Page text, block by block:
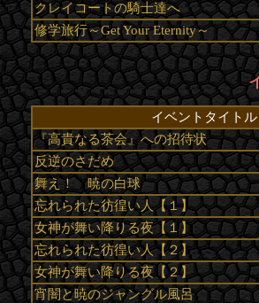
クレイコートの騎士達へ
修学旅行～Get Your Eternity～
イベントタイトル
『高貴なる茶会』への招待状
反逆のさだめ
舞え！ 暁の白球
忘れられた彷徨い人【１】
女神が舞い降りる夜【１】
忘れられた彷徨い人【２】
女神が舞い降りる夜【２】
宵闇と暁のジャングル風呂